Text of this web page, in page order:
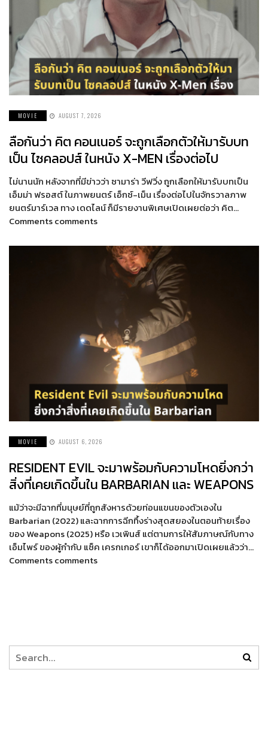
MOVIE AUGUST 7, 2026
ลือกันว่า คิต คอนเนอร์ จะถูกเลือกตัวให้มารับบท
เป็น ไซคลอปส์ ในหนัง X-MEN เรื่องต่อไป
ไม่นานนัก หลังจากที่มีข่าวว่า ซามาร่า วีฟวิ่ง ถูกเลือกให้มารับบทเป็น
เอ็มม่า ฟรอสต์ ในภาพยนตร์ เอ็กซ์-เม็น เรื่องต่อไปในจักรวาลภาพ
ยนตร์มาร์เวล ทาง เดดไลน์ ก็มีรายงานพิเศษเปิดเผยต่อว่า คิต…
Comments comments
MOVIE AUGUST 6, 2026
RESIDENT EVIL จะมาพร้อมกับความโหดยิ่งกว่า
สิ่งที่เคยเกิดขึ้นใน BARBARIAN และ WEAPONS
แม้ว่าจะมีฉากที่มนุษย์ที่ถูกสังหารด้วยท่อนแขนของตัวเองใน
Barbarian (2022) และฉากการฉีกทึ้งร่างสุดสยองในตอนท้ายเรื่อง
ของ Weapons (2025) หรือ เวเพินส์ แต่ตามการให้สัมภาษณ์กับทาง
เอ็มไพร์ ของผู้กำกับ แซ็ค เครกเกอร์ เขาก็ได้ออกมาเปิดเผยแล้วว่า…
Comments comments